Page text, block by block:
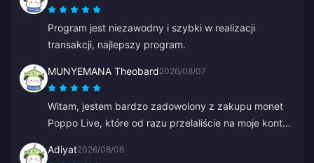
Program jest niezawodny i szybki w realizacji
transakcji, najlepszy program.
MUNYEMANA Theobard2026/08/07
Witam, jestem bardzo zadowolony z zakupu monet
Poppo Live, które od razu przelaliście na moje konto
tego, jak mnie poprowadziła. Dziękuję, tak trzymać.
Adiyat2026/08/08